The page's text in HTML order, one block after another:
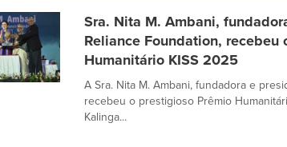
Sra. Nita M. Ambani,
Reliance Foundation,
Humanitário KISS 2025
A Sra. Nita M. Ambani, fundadora e
recebeu o prestigioso Prêmio
Kalinga...